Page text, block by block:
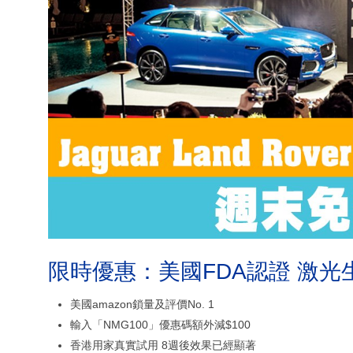
限時優惠：美國FDA認證 激光
美國amazon鎖量及評價No. 1
輸入「NMG100」優惠碼額外減$100
香港用家真實試用 8週後效果已經顯著